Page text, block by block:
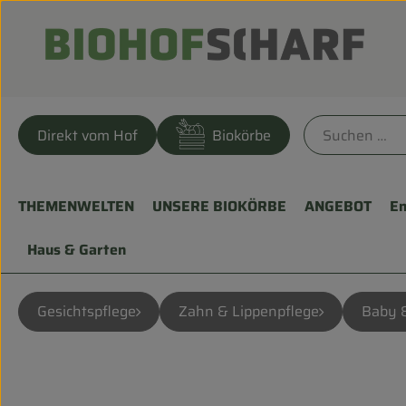
Direkt vom Hof Biokörbe
THEMENWELTEN UNSERE BIOKÖRBE ANGEBOT
Haus & Garten
Gesichtspflege Zahn & Lippenpflege Baby